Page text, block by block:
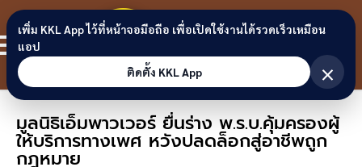
Skip to content
ขอนแก่น
ลิงก์
มูลนิธิเอ็มพาวเวอร์ ยื่นร่าง พ.ร.บ.คุ้มครองผู้
ให้บริการทางเพศ หวังปลดล็อกสู่อาชีพถูก
กฎหมาย
เพิ่ม KKL App ไว้ที่หน้าจอมือถือ เพื่อเปิดใช้งานได้รวดเร็วเหมือน
แอป
ติดตั้ง KKL App
×